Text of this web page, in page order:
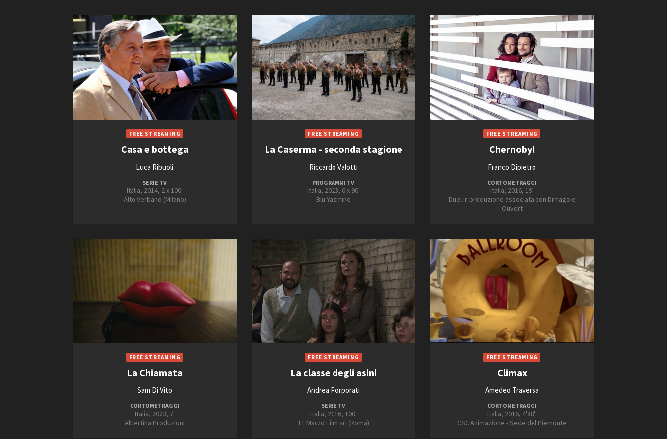
Ciak in TOur!
Amministrazione trasparente Bandi e gare Contatti Privacy Cookie policy Whistleblowing Credits
2007
2014
2015
2022
2023
FILTRA RESET
Casa e bottega
Luca Ribuoli
SERIE TV
Italia, 2014, 2 x 100'
Alto Verbano (Milano)
La Caserma - seconda stagione
Riccardo Valotti
PROGRAMMI TV
Italia, 2023, 6 x 90'
Blu Yazmine
Chernobyl
Franco Dipietro
CORTOMETRAGGI
Italia, 2016, 19'
Duel in produzione associata con Dimago e
Ouvert
La Chiamata
Sam Di Vito
CORTOMETRAGGI
Italia, 2023, 7'
Albertina Produzioni
La classe degli asini
Andrea Porporati
SERIE TV
Italia, 2016, 100'
11 Marzo Film srl (Roma)
Climax
Amedeo Traversa
CORTOMETRAGGI
Italia, 2016, 4'88''
CSC Animazione - Sede del Piemonte